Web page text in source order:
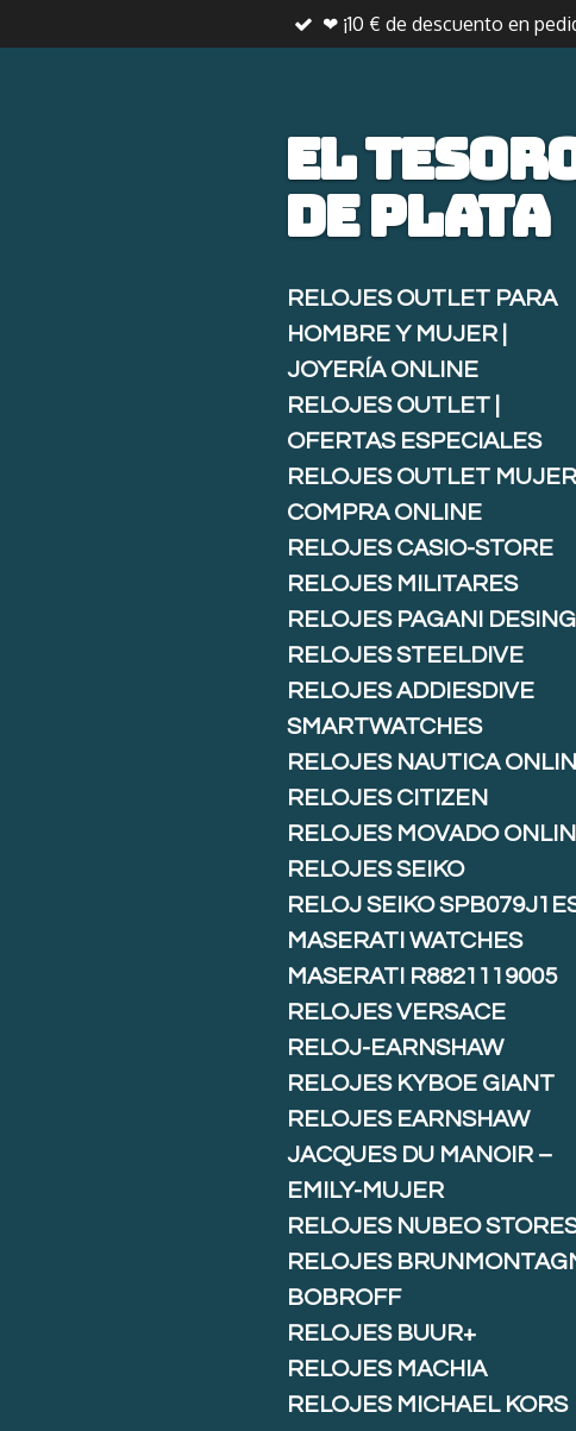
al
❤ ¡10 € de descuento en
El
deplata
RELOJES OUTLET PARA
HOMBRE Y MUJER |
JOYERÍA ONLINE
RELOJES OUTLET |
OFERTAS ESPECIALES
RELOJES OUTLET
COMPRA ONLINE
RELOJES CASIO-STORE
RELOJES MILITARES
RELOJES PAGANI
RELOJES STEELDIVE
RELOJES ADDIESDIVE
SMARTWATCHES
RELOJES NAUTICA
RELOJES CITIZEN
RELOJES MOVADO
RELOJES SEIKO
RELOJ SEIKO
MASERATI WATCHES
MASERATI R8821119005
RELOJES VERSACE
RELOJ-EARNSHAW
RELOJES KYBOE GIANT
RELOJES EARNSHAW
JACQUES DU MANOIR –
EMILY-MUJER
RELOJES NUBEO
RELOJES
BOBROFF
RELOJES BUUR+
RELOJES MACHIA
RELOJES MICHAEL KORS